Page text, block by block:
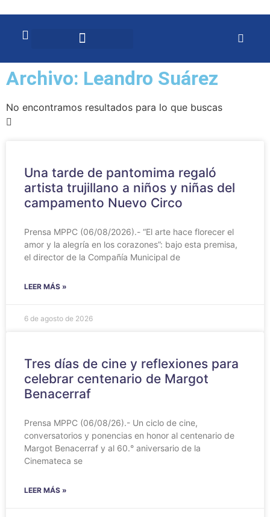
Archivo: Leandro Suárez
No encontramos resultados para lo que buscas
Una tarde de pantomima regaló
artista trujillano a niños y niñas del
campamento Nuevo Circo
Prensa MPPC (06/08/2026).- “El arte hace florecer el
amor y la alegría en los corazones”: bajo esta premisa,
el director de la Compañía Municipal de
LEER MÁS »
6 de agosto de 2026
Tres días de cine y reflexiones para
celebrar centenario de Margot
Benacerraf
Prensa MPPC (06/08/26).- Un ciclo de cine,
conversatorios y ponencias en honor al centenario de
Margot Benacerraf y al 60.° aniversario de la
Cinemateca se
LEER MÁS »